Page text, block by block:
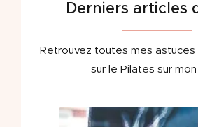
Derniers articles
Retrouvez toutes mes
sur le Pilates sur mon